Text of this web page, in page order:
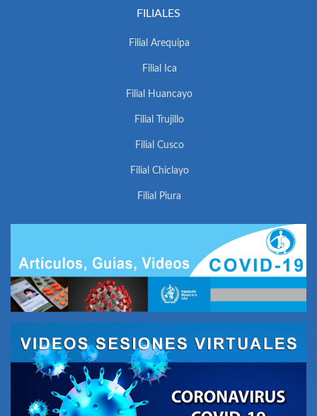
FILIALES
Filial Arequipa
Filial Ica
Filial Huancayo
Filial Trujillo
Filial Cusco
Filial Chiclayo
Filial Piura